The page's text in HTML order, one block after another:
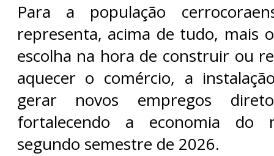
Para a população
representa, acima de tudo, mais
escolha na hora de construir ou
aquecer o comércio, a
gerar novos empregos
fortalecendo a economia do
segundo semestre de 2026.